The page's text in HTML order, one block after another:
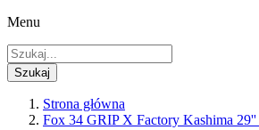
Menu
Szukaj
Strona główna
Fox 34 GRIP X Factory Kashima 29''